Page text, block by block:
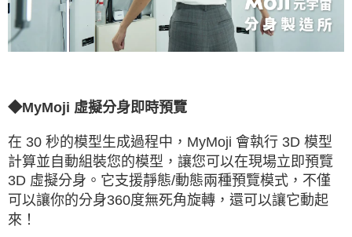
◆MyMoji 虛擬分身即時預覽
在 30 秒的模型生成過程中，MyMoji 會執行 3D 模型
計算並自動組裝您的模型，讓您可以在現場立即預覽
3D 虛擬分身。它支援靜態/動態兩種預覽模式，不僅
可以讓你的分身360度無死角旋轉，還可以讓它動起
來！